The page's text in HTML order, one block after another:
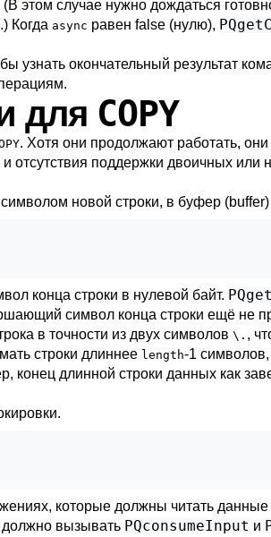
этом случае нужно дождаться
Когда async равен false (нулю),
узнать окончательный результат
для COPY
. Хотя они продолжают работать,
отсутствия поддержки двоичных или
новой строки, в буфер
конца строки в нулевой байт.
символ конца строки ещё не
в точности из двух символов \. ,
строки длиннее length-1
конец длинной строки данных как
которые должны читать данные
вызывать PQconsumeInput и